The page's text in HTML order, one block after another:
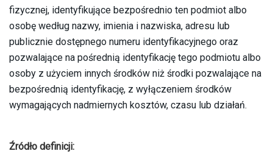
fizycznej, identyfikujące bezpośrednio ten podmiot albo
osobę według nazwy, imienia i nazwiska, adresu lub
publicznie dostępnego numeru identyfikacyjnego oraz
pozwalające na pośrednią identyfikację tego podmiotu albo
osoby z użyciem innych środków niż środki pozwalające na
bezpośrednią identyfikację, z wyłączeniem środków
wymagających nadmiernych kosztów, czasu lub działań.
Źródło definicji: